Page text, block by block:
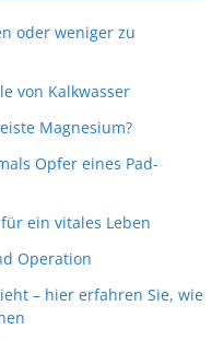
oder weniger zu
von Kalkwasser
Magnesium?
Opfer eines Pad-
ein vitales Leben
Operation
– hier erfahren Sie, wie